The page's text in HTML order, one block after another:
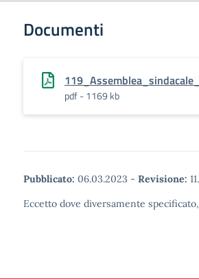
Documenti
pdf - 1169 kb
Pubblicato: 06.03.2023 - Revisione:
Eccetto dove diversamente